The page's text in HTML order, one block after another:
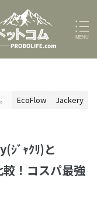
EcoFlow
Jackery
ｼﾞｬｸﾘ)と
！コスパ最強